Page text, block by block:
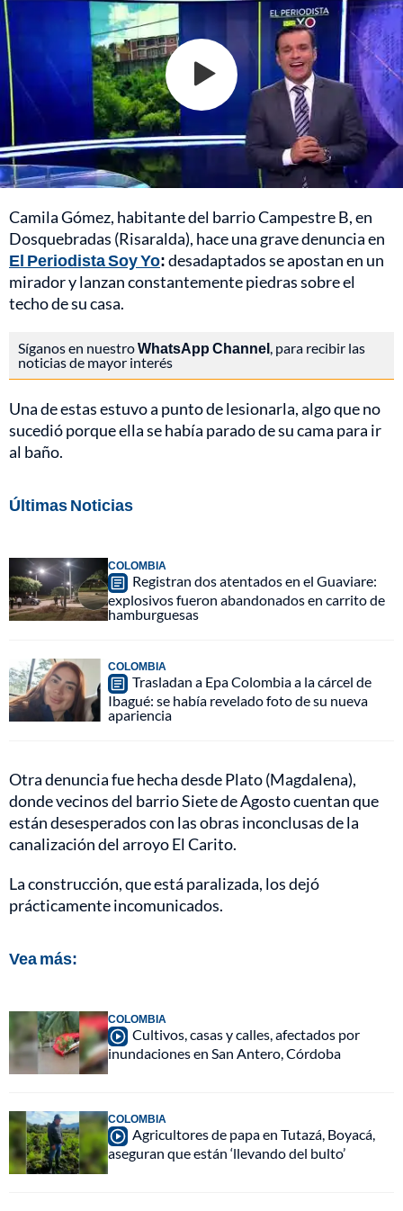
Camila Gómez, habitante del barrio Campestre B, en
Dosquebradas (Risaralda), hace una grave denuncia en
El Periodista Soy Yo:desadaptados se apostan en un
mirador y lanzan constantemente piedras sobre el
techo de su casa.
Síganos en nuestroWhatsApp Channel , para recibir las
noticias de mayor interés
Una de estas estuvo a punto de lesionarla, algo que no
sucedió porque ella se había parado de su cama para ir
al baño.
Últimas Noticias
COLOMBIA
Registran dos atentados en el Guaviare:
explosivos fueron abandonados en carrito de
hamburguesas
COLOMBIA
Trasladan a Epa Colombia a la cárcel de
Ibagué: se había revelado foto de su nueva
apariencia
Otra denuncia fue hecha desde Plato (Magdalena),
donde vecinos del barrio Siete de Agosto cuentan que
están desesperados con las obras inconclusas de la
canalización del arroyo El Carito.
La construcción, que está paralizada, los dejó
prácticamente incomunicados.
Vea más:
COLOMBIA
Cultivos, casas y calles, afectados por
inundaciones en San Antero, Córdoba
COLOMBIA
Agricultores de papa en Tutazá, Boyacá,
aseguran que están ‘llevando del bulto’